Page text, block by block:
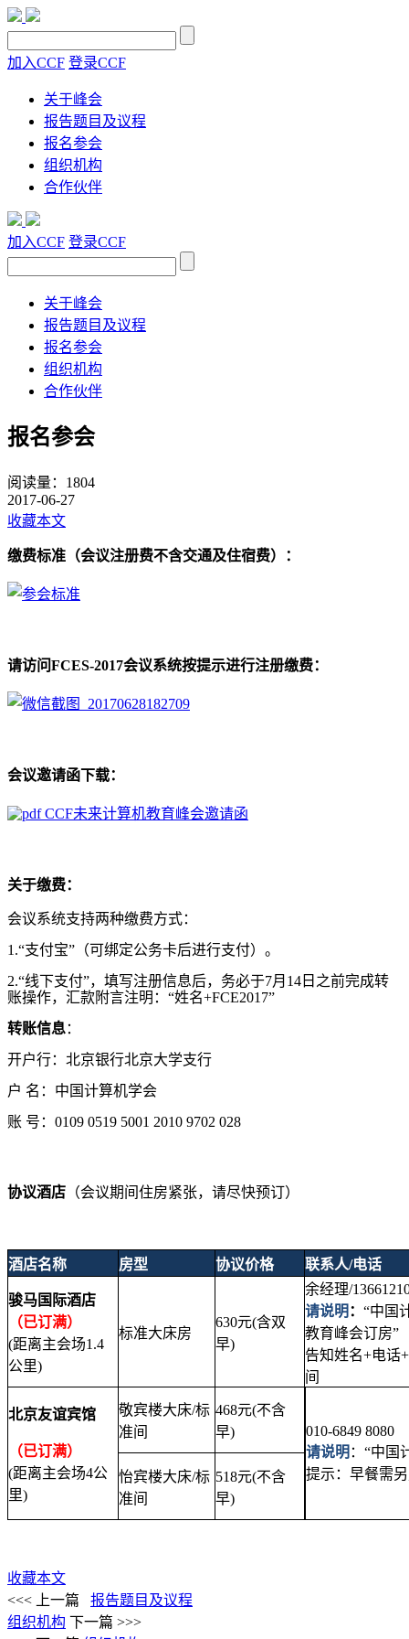
加入CCF 登录CCF
关于峰会
报告题目及议程
报名参会
组织机构
合作伙伴
加入CCF 登录CCF
关于峰会
报告题目及议程
报名参会
组织机构
合作伙伴
报名参会
阅读量： 1804
2017-06-27
收藏本文
缴费标准（会议注册费不含交通及住宿费）：
请访问FCES-2017会议系统按提示进行注册缴费：
会议邀请函下载：
CCF未来计算机教育峰会邀请函
关于缴费：
会议系统支持两种缴费方式：
1.“支付宝”（可绑定公务卡后进行支付）。
2.“线下支付”，填写注册信息后，务必于7月14日之前完成转
账操作，汇款附言注明：“姓名+FCE2017”
转账信息：
开户行：北京银行北京大学支行
户 名：中国计算机学会
账 号：0109 0519 5001 2010 9702 028
协议酒店 （会议期间住房紧张，请尽快预订）
酒店名称 房型 协议价格 联系人/电话
骏马国际酒店
（已订满）
(距离主会场1.4
公里)
标准大床房
630元(含双
早)
余经理/
请说明 ： “中国
教育峰会订房”
告知姓名+电话
间
北京友谊宾馆
（已订满）
(距离主会场4公
里)
敬宾楼大床/标
准间
468元(不含
早)
010-6849 8080
请说明 ：“中国
提示：早餐需
怡宾楼大床/标
准间
518元(不含
早)
收藏本文
<<< 上一篇
报告题目及议程
组织机构 下一篇 >>>